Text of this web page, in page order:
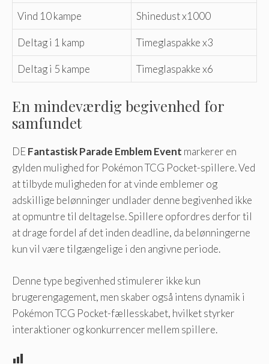
Vind 10 kampe Shinedust x1000
Deltag i 1 kamp Timeglaspakke x3
Deltag i 5 kampe Timeglaspakke x6
En mindeværdig begivenhed for
samfundet
DEFantastisk Parade Emblem Event markerer en
gylden mulighed for Pokémon TCG Pocket-spillere. Ved
at tilbyde muligheden for at vinde emblemer og
adskillige belønninger undlader denne begivenhed ikke
at opmuntre til deltagelse. Spillere opfordres derfor til
at drage fordel af det inden deadline, da belønningerne
kun vil være tilgængelige i den angivne periode.
Denne type begivenhed stimulerer ikke kun
brugerengagement, men skaber også intens dynamik i
Pokémon TCG Pocket-fællesskabet, hvilket styrker
interaktioner og konkurrencer mellem spillere.